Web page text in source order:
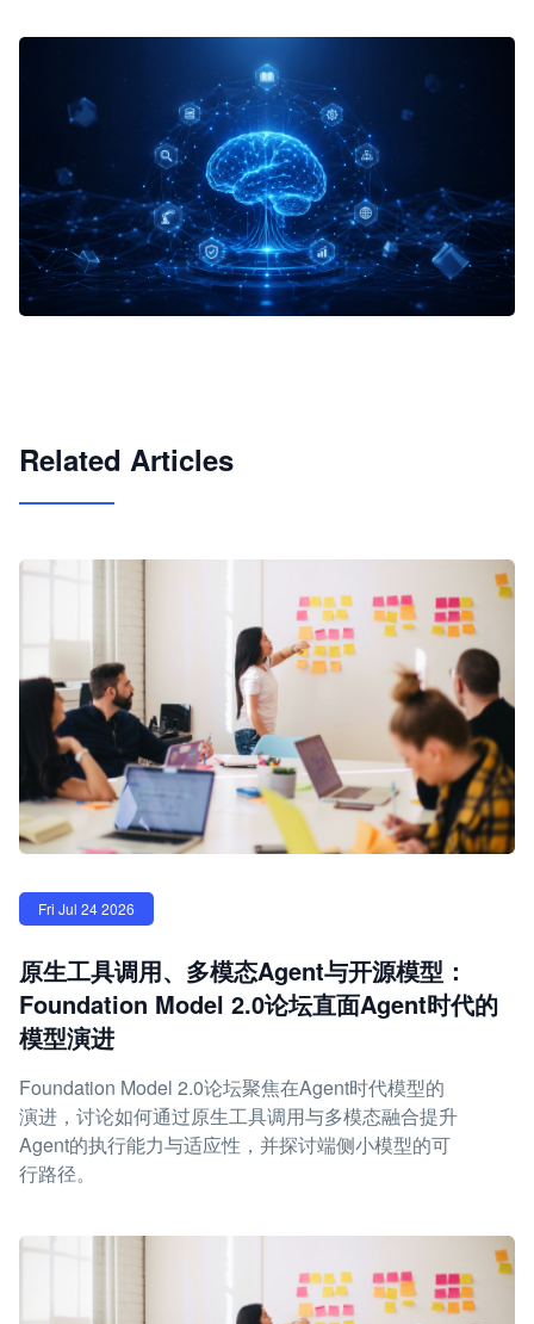
Related Articles
Fri Jul 24 2026
原生工具调用、多模态Agent与开源模型：
Foundation Model 2.0论坛直面Agent时代的
模型演进
Foundation Model 2.0论坛聚焦在Agent时代模型的
演进，讨论如何通过原生工具调用与多模态融合提升
Agent的执行能力与适应性，并探讨端侧小模型的可
行路径。